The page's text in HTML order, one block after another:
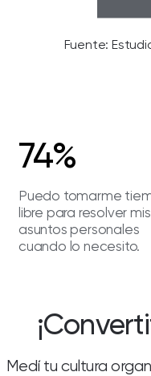
Fuente:
74%
Puedo tomarme
libre para resolver mis
asuntos personales
cuando lo necesito.
Medí tu cultura